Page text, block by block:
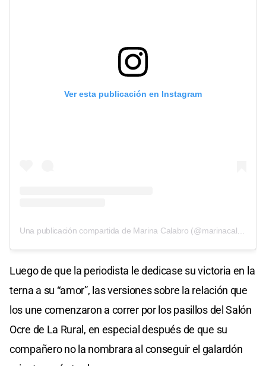
Ver esta publicación en Instagram
Luego de que la periodista le dedicase su victoria en la
terna a su “amor”, las versiones sobre la relación que
los une comenzaron a correr por los pasillos del Salón
Ocre de La Rural, en especial después de que su
compañero no la nombrara al conseguir el galardón